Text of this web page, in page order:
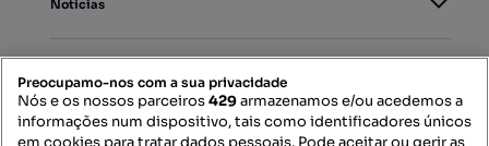
Notícias
Mapa do Site
Preocupamo-nos com a sua privacidade
Nós e os nossos parceiros429armazenamos e/ou acedemos a
informações num dispositivo, tais como identificadores únicos
em cookies para tratar dados pessoais. Pode aceitar ou gerir as